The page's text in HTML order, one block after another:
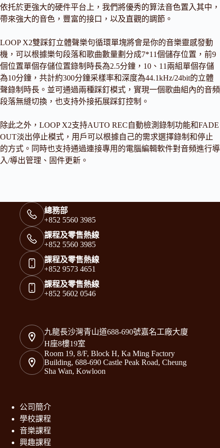
依托於更強大的硬件平台上，我們將優秀的算法音色置入其中，
帶來強大的音色，豐富的接口，以及直觀的調節。
LOOP X2雙踩釘立體聲樂句循環單塊將會是你的音樂靈感發動
機，可以根據樂句段落和歌曲數量劃分成7*11個儲存位置，前9
個位置單個存儲位置錄制時長為2.5分鐘，10、11兩組單個存儲
為10分鐘，共計約300分鐘采樣率和深度為44.1kHz/24bit的立體
聲錄制時長。並可通過兩種踩釘模式，實現一個歌曲組內的音頻
段落無縫切換，也支持外接拓展踩釘控制。
除此之外，LOOP X2支持AUTO REC自動檢測錄制功能和FADE
OUT淡出停止模式，用戶可以根據自己的需求選擇錄制和停止
的方式。同時也支持通過連接專用的電腦編輯軟件對音頻進行導
入/導出管理、固件更新。
總務部
+852 5560 3985
課程及零售熱線
+852 5560 3985
課程及零售熱線
+852 9573 4651
課程及零售熱線
+852 5602 0546
九龍長沙灣青山道688-690號嘉名工廠大廈
H座8樓19室
Room 19, 8/F, Block H, Ka Ming Factory
Building, 688-690 Castle Peak Road, Cheung
Sha Wan, Kowloon
公司簡介
學校課程
音樂課程
興趣課程